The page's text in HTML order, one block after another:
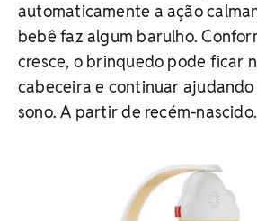
automaticamente a ação
bebê faz algum barulho.
cresce, o brinquedo pode ficar
cabeceira e continuar
sono. A partir de recém-nascido.